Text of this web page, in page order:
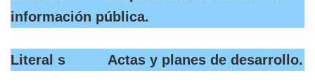
información pública.
Literal s Actas y planes de desarrollo.